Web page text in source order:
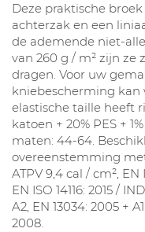
Deze praktische
achterzak en een
de ademende niet-
van 260 g / m² zijn
dragen. Voor uw
kniebescherming
elastische taille heeft
katoen + 20% PES +
maten: 44-64.
overeenstemming
ATPV 9,4 cal / cm², EN
EN ISO 14116: 2015 /
A2, EN 13034: 2005 +
2008.